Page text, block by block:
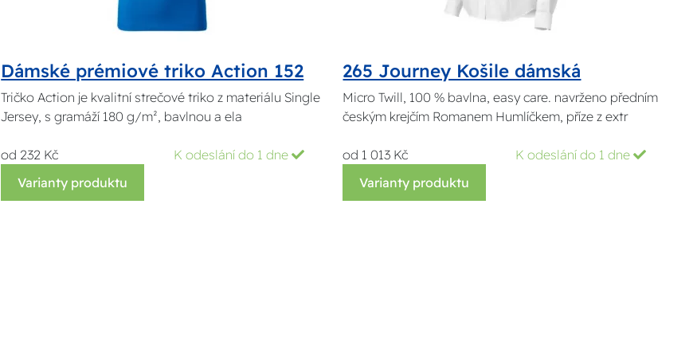
Dámské prémiové triko Action 152
Tričko Action je kvalitní strečové triko z materiálu Single
Jersey, s gramáží 180 g/m², bavlnou a ela
od 232 Kč
K odeslání do 1 dne
Varianty produktu
265 Journey Košile dámská
Micro Twill, 100 % bavlna, easy care. navrženo předním
českým krejčím Romanem Humlíčkem, příze z extr
od 1 013 Kč
K odeslání do 1 dne
Varianty produktu